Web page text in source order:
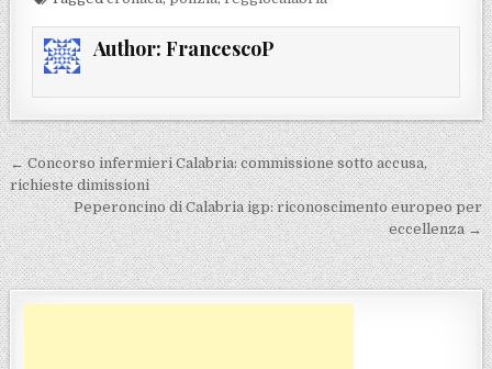
Author: FrancescoP
Navigazione articoli
← Concorso infermieri Calabria: commissione sotto accusa,
richieste dimissioni
Peperoncino di Calabria igp: riconoscimento europeo per
eccellenza →